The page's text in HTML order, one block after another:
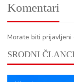
Komentari
Morate biti
SRODNI